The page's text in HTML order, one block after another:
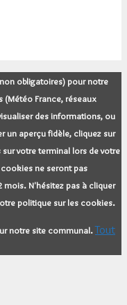
obligatoires) pour notre
(Météo France, réseaux
des informations, ou
un aperçu fidèle, cliquez sur
votre terminal lors de votre
ne seront pas
mois. N'hésitez pas à cliquer
politique sur les cookies.
notre site communal.Tout